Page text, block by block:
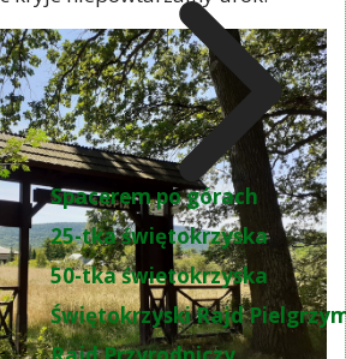
Spacerem po górach
25-tka świętokrzyska
50-tka świetokrzyska
Świętokrzyski Rajd